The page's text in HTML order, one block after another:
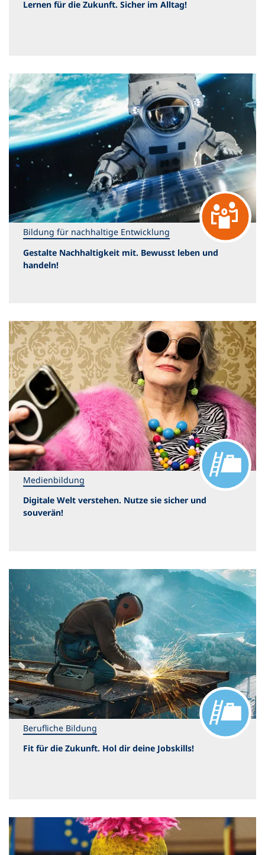
Lernen für die Zukunft. Sicher im Alltag!
Bildung für nachhaltige Entwicklung
Gestalte Nachhaltigkeit mit. Bewusst leben und
handeln!
Medienbildung
Digitale Welt verstehen. Nutze sie sicher und
souverän!
Berufliche Bildung
Fit für die Zukunft. Hol dir deine Jobskills!